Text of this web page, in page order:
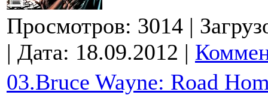
Просмотров: 3014 |
| Дата: 18.09.2012 |
03.Bruce Wayne: Road